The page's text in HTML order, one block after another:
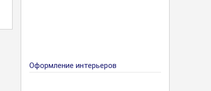
Оформление интерьеров